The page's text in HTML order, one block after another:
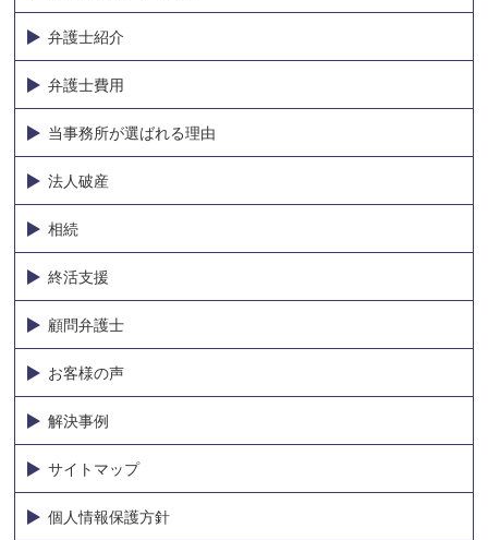
弁護士紹介
弁護士費用
当事務所が選ばれる理由
法人破産
相続
終活支援
顧問弁護士
お客様の声
解決事例
サイトマップ
個人情報保護方針